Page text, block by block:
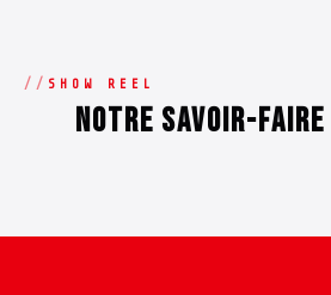
SHOW REEL
Notre savoir-faire